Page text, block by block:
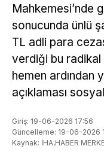
Mahkemesi’nde
sonucunda ünlü
TL adli para
verdiği bu radikal
hemen ardından
açıklaması
Giriş: 19-06-2026 17:56
Güncelleme: 19-06-2026
Kaynak: İHA,HABER